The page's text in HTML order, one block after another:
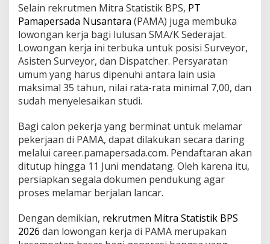
Selain rekrutmen Mitra Statistik BPS, PT
Pamapersada Nusantara (PAMA) juga membuka
lowongan kerja bagi lulusan SMA/K Sederajat.
Lowongan kerja ini terbuka untuk posisi Surveyor,
Asisten Surveyor, dan Dispatcher. Persyaratan
umum yang harus dipenuhi antara lain usia
maksimal 35 tahun, nilai rata-rata minimal 7,00, dan
sudah menyelesaikan studi.
Bagi calon pekerja yang berminat untuk melamar
pekerjaan di PAMA, dapat dilakukan secara daring
melalui career.pamapersada.com. Pendaftaran akan
ditutup hingga 11 Juni mendatang. Oleh karena itu,
persiapkan segala dokumen pendukung agar
proses melamar berjalan lancar.
Dengan demikian, rekrutmen Mitra Statistik BPS
2026 dan lowongan kerja di PAMA merupakan